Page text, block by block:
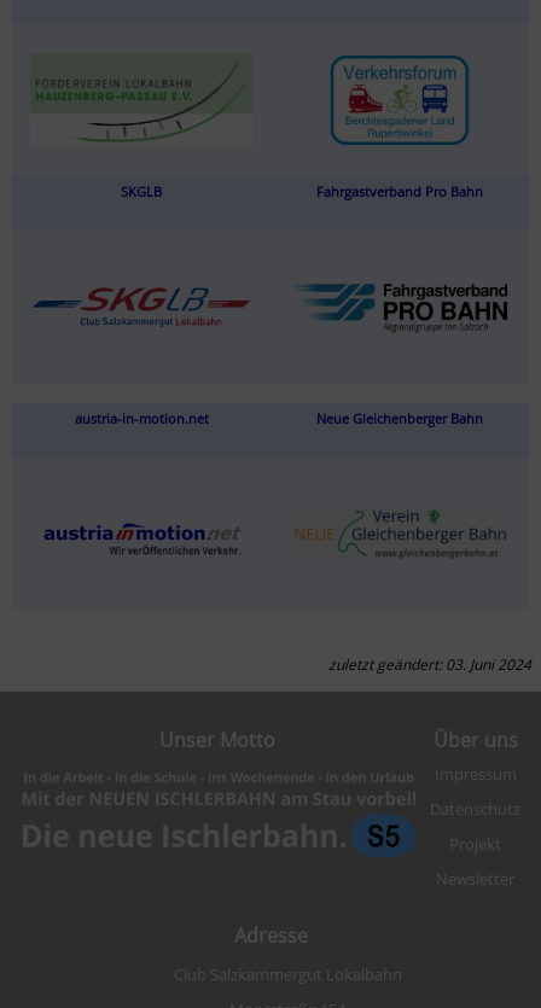
SKGLB Fahrgastverband Pro Bahn
austria-in-motion.net Neue Gleichenberger Bahn
zuletzt geändert: 03. Juni 2024
Unser Motto Über uns
Impressum
Datenschutz
Projekt
Newsletter
Adresse
Club Salzkammergut Lokalbahn